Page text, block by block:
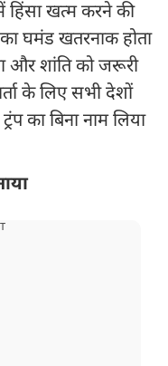
खत्म करने की
घमंड खतरनाक होता
और शांति को जरूरी
के लिए सभी देशों
का बिना नाम लिया